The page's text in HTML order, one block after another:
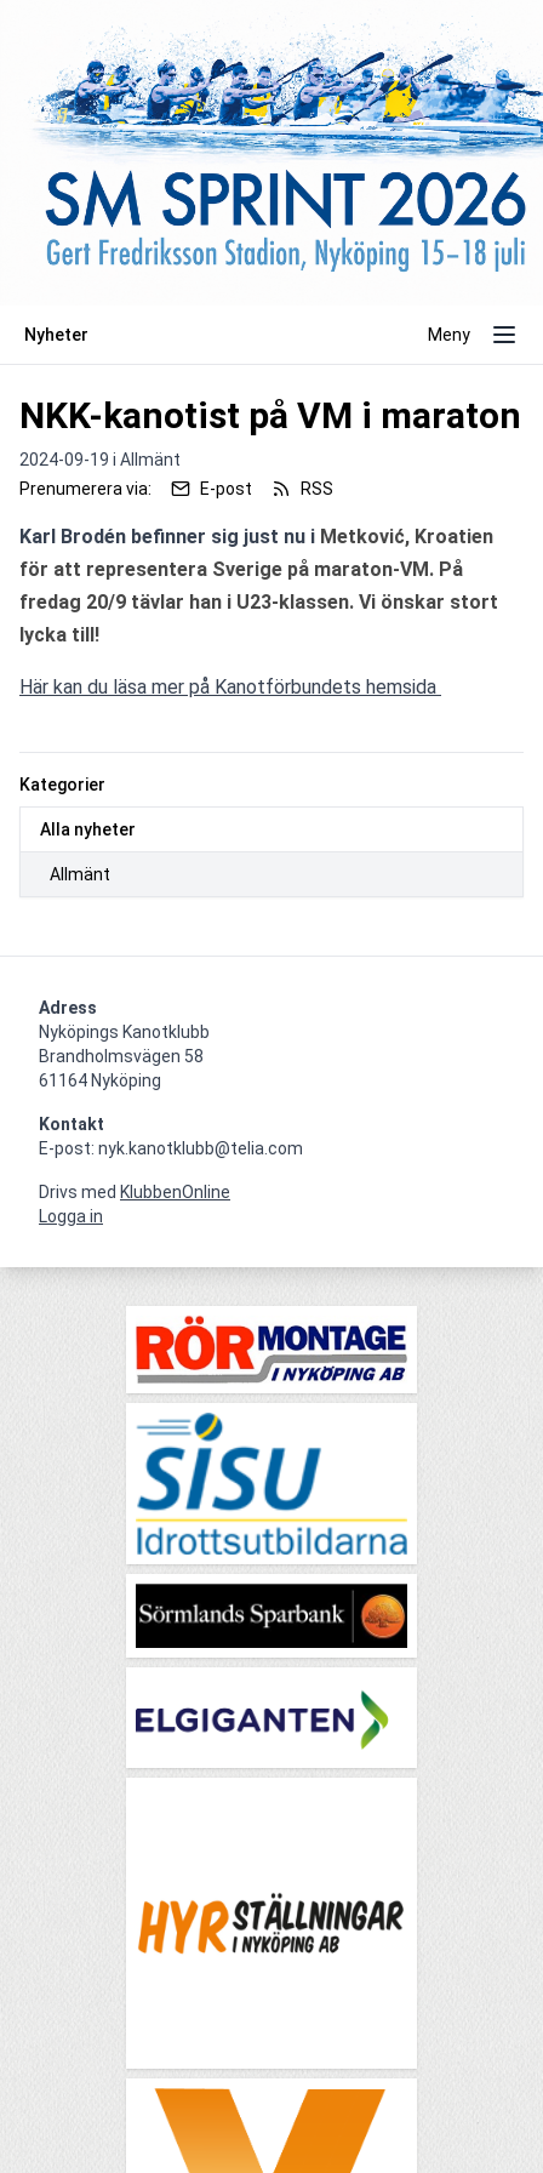
Nyheter Meny
Kategorier
Alla nyheter
Allmänt
NKK-kanotist på VM i maraton
2024-09-19 i Allmänt
Prenumerera via:
E-post RSS
Karl Brodén befinner sig just nu i Metković, Kroatien
för att representera Sverige på maraton-VM. På
fredag 20/9 tävlar han i U23-klassen. Vi önskar stort
lycka till!
Här kan du läsa mer på Kanotförbundets hemsida
Adress
Nyköpings Kanotklubb
Brandholmsvägen 58
61164 Nyköping
Kontakt
E-post: nyk.kanotklubb@telia.com
Drivs med KlubbenOnline
Logga in